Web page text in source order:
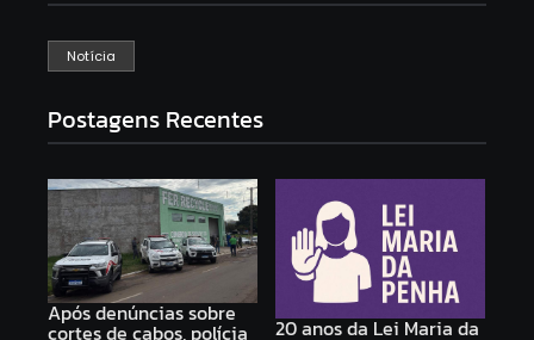
Notícia
Postagens Recentes
Após denúncias sobre
cortes de cabos, polícia 20 anos da Lei Maria da